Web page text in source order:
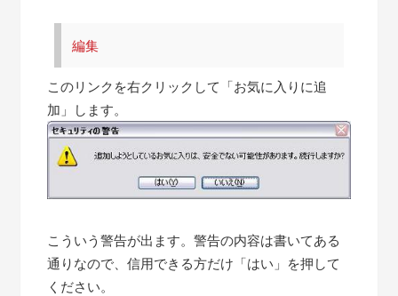
編集
このリンクを右クリックして「お気に入りに追
加」します。
こういう警告が出ます。警告の内容は書いてある
通りなので、信用できる方だけ「はい」を押して
ください。